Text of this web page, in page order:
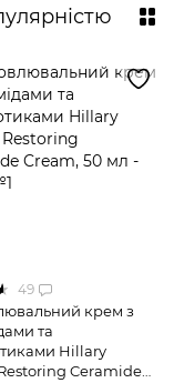
49
крем з
та
Hillary
Ceramide